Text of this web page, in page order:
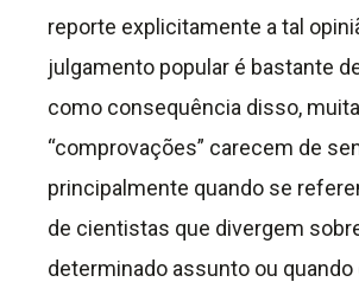
reporte explicitamente a tal
julgamento popular é bastante
como consequência disso,
“comprovações” carecem de
principalmente quando se
de cientistas que divergem
determinado assunto ou quando